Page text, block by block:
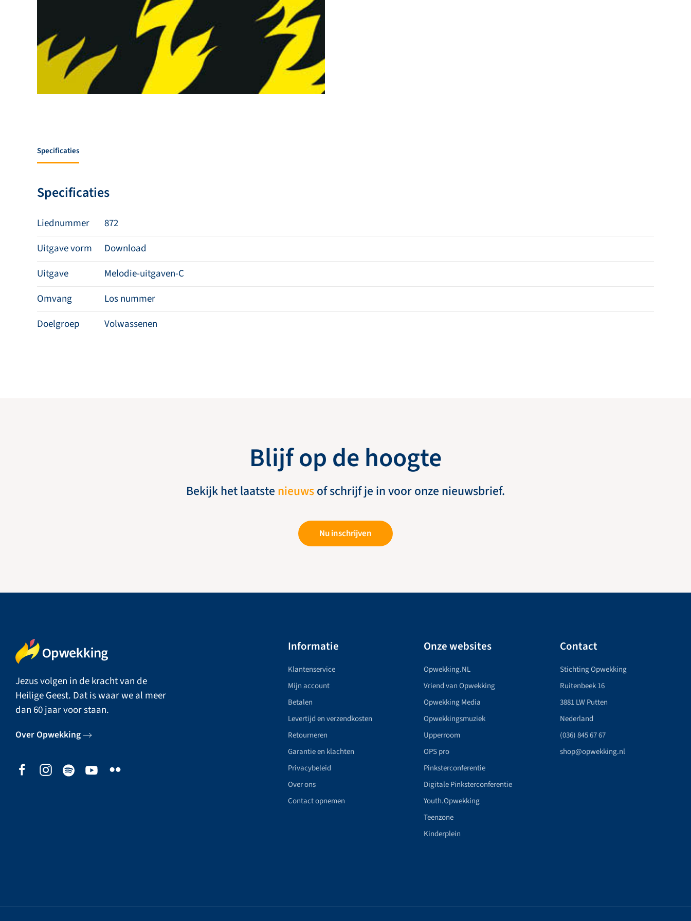
Specificaties
Specificaties
Liednummer
872
Uitgave vorm
Download
Uitgave
Melodie-uitgaven-C
Omvang
Los nummer
Doelgroep
Volwassenen
Blijf op de hoogte
Bekijk het laatste nieuwsof schrijf je in voor onze nieuwsbrief.
Nu inschrijven
Jezus volgen in de kracht van de
Heilige Geest. Dat is waar we al meer
dan 60 jaar voor staan.
Over Opwekking
Informatie
Klantenservice
Mijn account
Betalen
Levertijd en verzendkosten
Retourneren
Garantie en klachten
Privacybeleid
Over ons
Contact opnemen
Onze websites
Opwekking.NL
Vriend van Opwekking
Opwekking Media
Opwekkingsmuziek
Upperroom
OPS pro
Pinksterconferentie
Digitale Pinksterconferentie
Youth.Opwekking
Teenzone
Kinderplein
Contact
Stichting Opwekking
Ruitenbeek 16
3881 LW Putten
Nederland
(036) 845 67 67
shop@opwekking.nl